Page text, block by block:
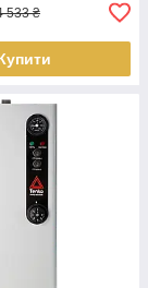
533 ₴